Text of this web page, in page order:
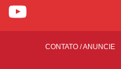
CONTATO /ANUNCIE